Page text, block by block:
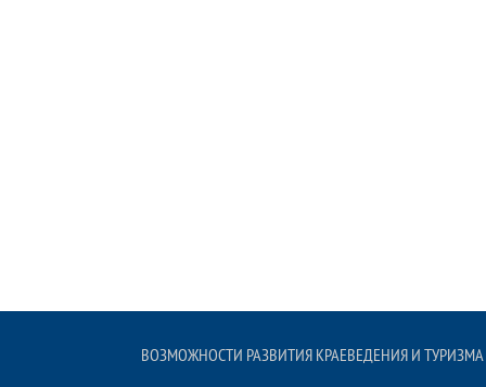
ВОЗМОЖНОСТИ РАЗВИТИЯ КРАЕВЕДЕНИЯ И